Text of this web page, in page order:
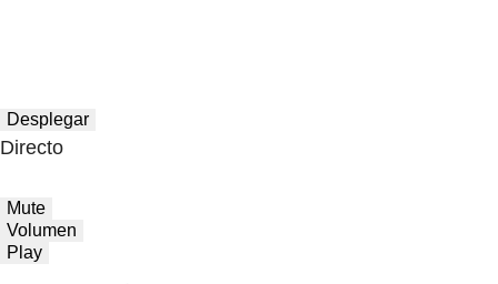
Desplegar
Directo
Mute
Volumen
Play